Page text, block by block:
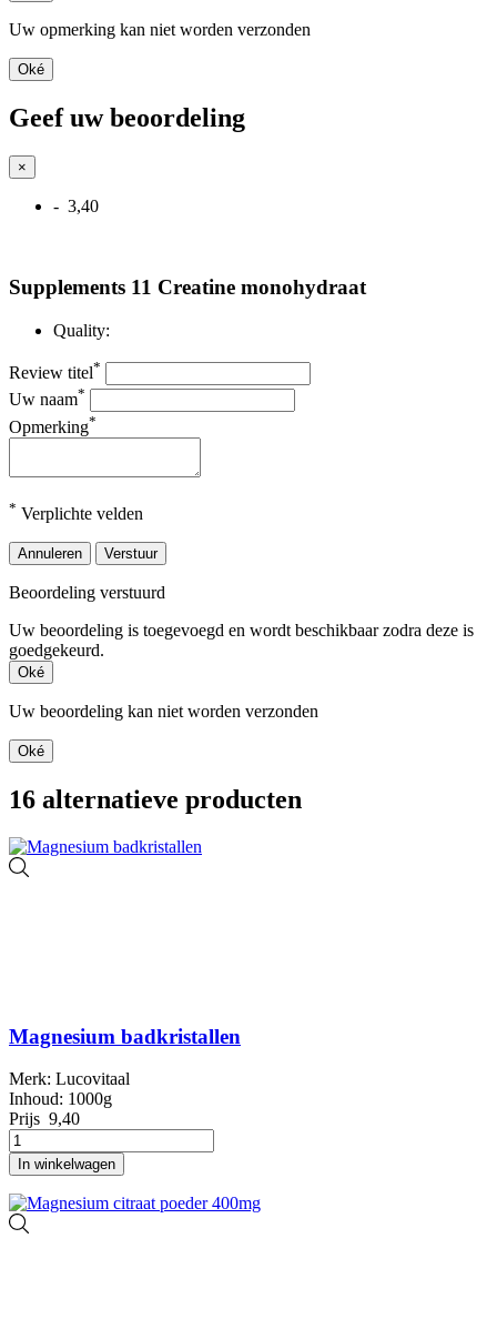
Uw opmerking kan niet worden verzonden
Oké
Geef uw beoordeling
×
- 3,40
Supplements 11 Creatine monohydraat
Quality:
Review titel*
Uw naam*
Opmerking*
* Verplichte velden
Annuleren Verstuur
Beoordeling verstuurd
Uw beoordeling is toegevoegd en wordt beschikbaar zodra deze is
goedgekeurd.
Oké
Uw beoordeling kan niet worden verzonden
Oké
16 alternatieve producten
Magnesium badkristallen
Merk: Lucovitaal
Inhoud: 1000g
Prijs 9,40
In winkelwagen